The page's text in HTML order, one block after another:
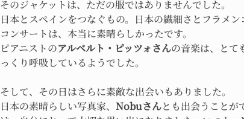
そのジャケットは、ただの服ではありませんでした。
日本とスペインをつなぐもの。日本の繊細さとフラメン
コンサートは、本当に素晴らしかったです。
ピアニストのアルベルト・ピッツォさんの音楽は、とて
っくり呼吸しているようでした。
そして、その日はさらに素敵な出会いもありました。
日本の素晴らしい写真家、 Nobuさんとも出会うことが